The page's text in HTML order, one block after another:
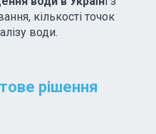
кількості точок
води.
рішення